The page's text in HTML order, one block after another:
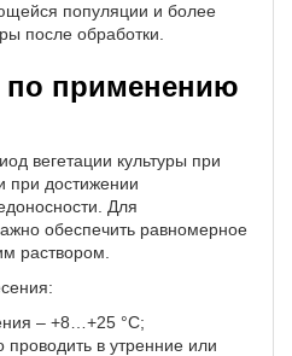
популяции и более
после обработки.
по применению
вегетации культуры при
при достижении
Для
обеспечить равномерное
раствором.
– +8…+25 °C;
проводить в утренние или